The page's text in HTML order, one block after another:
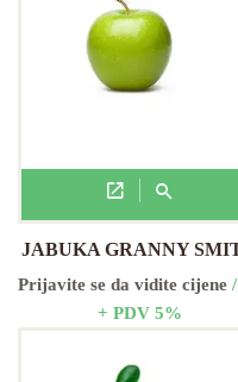
JABUKA GRANNY
Prijavite se da vidite cijene
+ PDV 5%